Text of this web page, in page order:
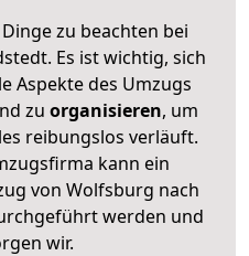
zu beachten bei
Es ist wichtig, sich
Aspekte des Umzugs
zu organisieren, um
reibungslos verläuft.
kann ein
von Wolfsburg nach
werden und
wir.